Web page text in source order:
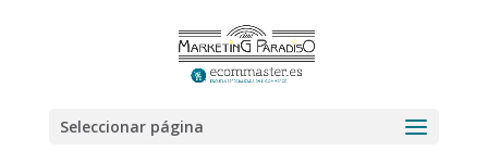
Seleccionar página